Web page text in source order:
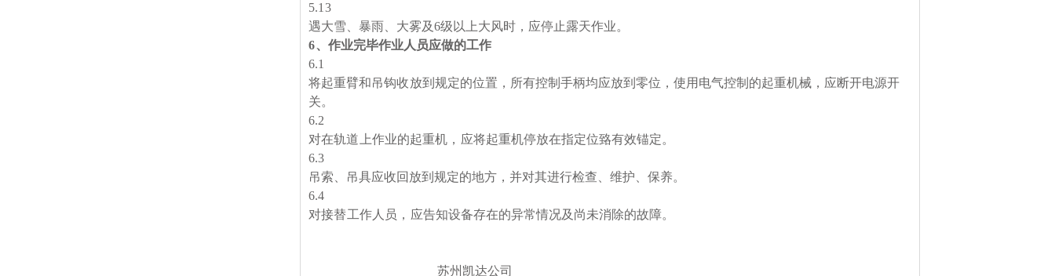
5.1 3
遇大雪、暴雨、大雾及6级以上大风时，应停止露天作业。
6、作业完毕作业人员应做的工作
6.1
将起重臂和吊钩收放到规定的位置 ， 所有控制手柄均应放到零位，使用电气控制的起重机械，应断开电源开
关。
6.2
对在轨道上作业的起重机， 应将起重机停放在指定位臵有效锚定。
6.3
吊索、吊具应收回放到规定的地方，并对其进行检查、维护、保养。
6.4
对接替工作人员， 应告知设备存在的异常情况及尚未消除的故障。
苏州凯达公司